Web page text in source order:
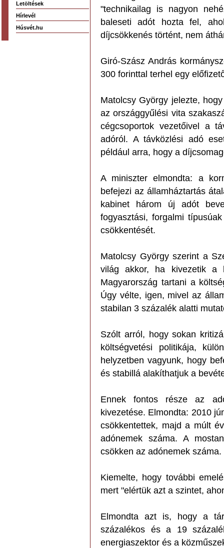
Letöltések
Hírlevél
Húsvét.hu
"technikailag is nagyon
baleseti adót hozta fel,
díjcsökkenés történt, nem
Giró-Szász András
300 forinttal terhel egy
Matolcsy György jelezte,
az országgyűlési vita
cégcsoportok vezetőivel a
adóról. A távközlési adó
például arra, hogy a
A miniszter elmondta: a
befejezi az államháztartás
kabinet három új adót
fogyasztási, forgalmi
csökkentését.
Matolcsy György szerint a
világ akkor, ha kivezetik a
Magyarország tartani a
Úgy vélte, igen, mivel az
stabilan 3 százalék alatti
Szólt arról, hogy sokan
költségvetési politikája,
helyzetben vagyunk, hogy
és stabillá alakíthatjuk a
Ennek fontos része az
kivezetése. Elmondta: 2010
csökkentettek, majd a múlt
adónemek száma. A
csökken az adónemek száma.
Kiemelte, hogy további
mert "elértük azt a szintet,
Elmondta azt is, hogy a
százalékos és a 19
energiaszektor és a